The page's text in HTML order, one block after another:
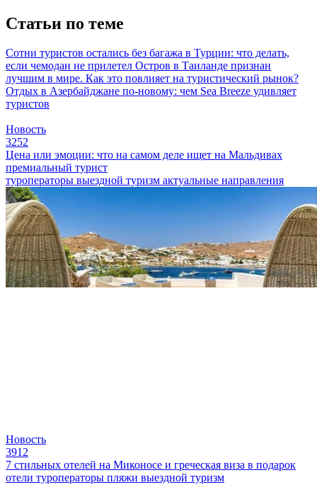
Статьи по теме
Сотни туристов остались без багажа в Турции: что делать,
если чемодан не прилетел Остров в Таиланде признан
лучшим в мире. Как это повлияет на туристический рынок?
Отдых в Азербайджане по-новому: чем Sea Breeze удивляет
туристов
Новость
3252
Цена или эмоции: что на самом деле ищет на Мальдивах
премиальный турист
туроператоры выездной туризм актуальные направления
Новость
3912
7 стильных отелей на Миконосе и греческая виза в подарок
отели туроператоры пляжи выездной туризм